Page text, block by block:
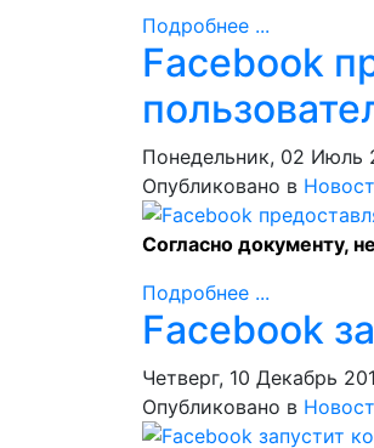
Подробнее ...
Facebook
Понедельник, 02 Июль
Опубликовано в
Согласно документу,
Подробнее ...
Facebook
Четверг, 10 Декабрь
Опубликовано в